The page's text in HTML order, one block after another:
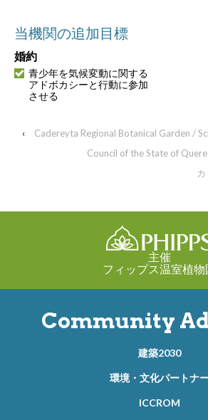
当機関の追加目標
婚約
青少年を気候変動に関する
アドボカシーと行動に参加
させる
‹
Cadereyta Regional Botanical Garden /
Council of the State of
主催
フィップス温室植物
Community
建築2030
環境・文化パートナ
ICCROM